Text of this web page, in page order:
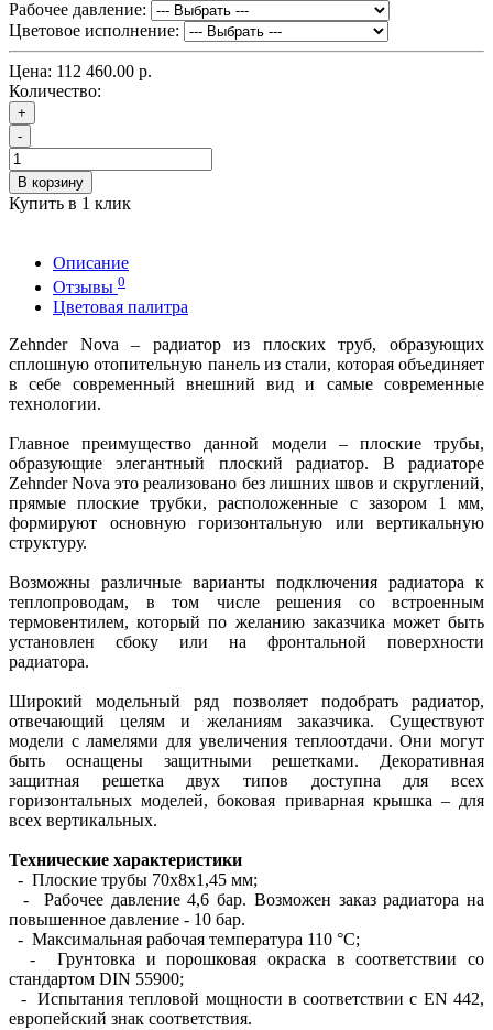
Рабочее давление:
Цветовое исполнение:
Цена: 112 460.00 р.
Количество:
+
-
В корзину
Купить в 1 клик
Описание
Отзывы 0
Цветовая палитра
Zehnder Nova – радиатор из плоских труб, образующих
сплошную отопительную панель из стали, которая объединяет
в себе современный внешний вид и самые современные
технологии.
Главное преимущество данной модели – плоские трубы,
образующие элегантный плоский радиатор. В радиаторе
Zehnder Nova это реализовано без лишних швов и скруглений,
прямые плоские трубки, расположенные с зазором 1 мм,
формируют основную горизонтальную или вертикальную
структуру.
Возможны различные варианты подключения радиатора к
теплопроводам, в том числе решения со встроенным
термовентилем, который по желанию заказчика может быть
установлен сбоку или на фронтальной поверхности
радиатора.
Широкий модельный ряд позволяет подобрать радиатор,
отвечающий целям и желаниям заказчика. Существуют
модели с ламелями для увеличения теплоотдачи. Они могут
быть оснащены защитными решетками. Декоративная
защитная решетка двух типов доступна для всех
горизонтальных моделей, боковая приварная крышка – для
всех вертикальных.
Технические характеристики
- Плоские трубы 70х8х1,45 мм;
- Рабочее давление 4,6 бар. Возможен заказ радиатора на
повышенное давление - 10 бар.
- Максимальная рабочая температура 110 °С;
- Грунтовка и порошковая окраска в соответствии со
стандартом DIN 55900;
- Испытания тепловой мощности в соответствии с EN 442,
европейский знак соответствия.